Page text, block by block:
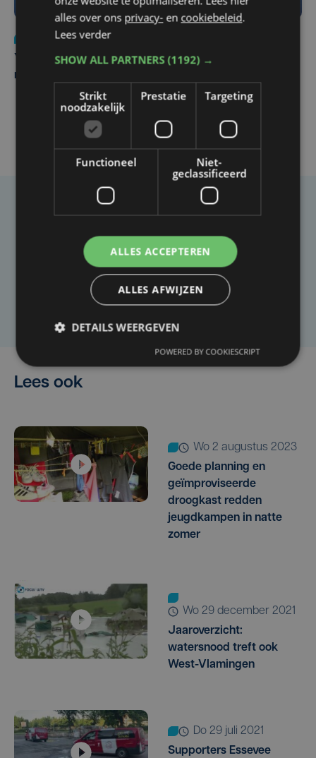
Nieuws
do 6 augustus | 21:30
Yaro (19), slachtoffer van vechtpartij, is na
maandenlange coma overleden
Taalfout opgemerkt?
Heb je een taal- of schrijffout opgemerkt in dit
artikel?
Laat het ons weten
Lees ook
wo 2 augustus 2023
Goede planning en
geïmproviseerde
droogkast redden
jeugdkampen in natte
zomer
wo 29 december 2021
Jaaroverzicht:
watersnood treft ook
West-Vlamingen
do 29 juli 2021
Supporters Essevee
alles over ons privacy- en cookiebeleid.
Lees verder
SHOW ALL PARTNERS(1192) →
Strikt
noodzakelijk
Prestatie Targeting
Functioneel
Niet-
geclassificeerd
ALLES ACCEPTEREN
ALLES AFWIJZEN
DETAILS WEERGEVEN
POWERED BY COOKIESCRIPT